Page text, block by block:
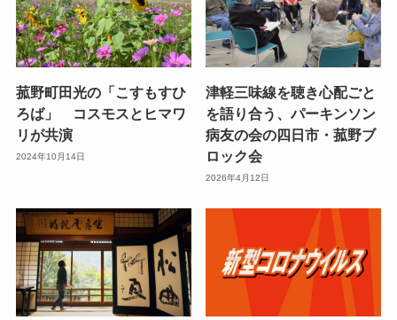
菰野町田光の「こすもすひ
ろば」 コスモスとヒマワ
リが共演
2024年10月14日
津軽三味線を聴き心配ごと
を語り合う、パーキンソン
病友の会の四日市・菰野ブ
ロック会
2026年4月12日